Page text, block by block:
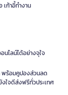
เก้าอี้ทำงาน
นไลน์ได้อย่างจุใจ
พร้อมคูปองส่วนลด
ใจดีส่งฟรีทั่วประเทศ